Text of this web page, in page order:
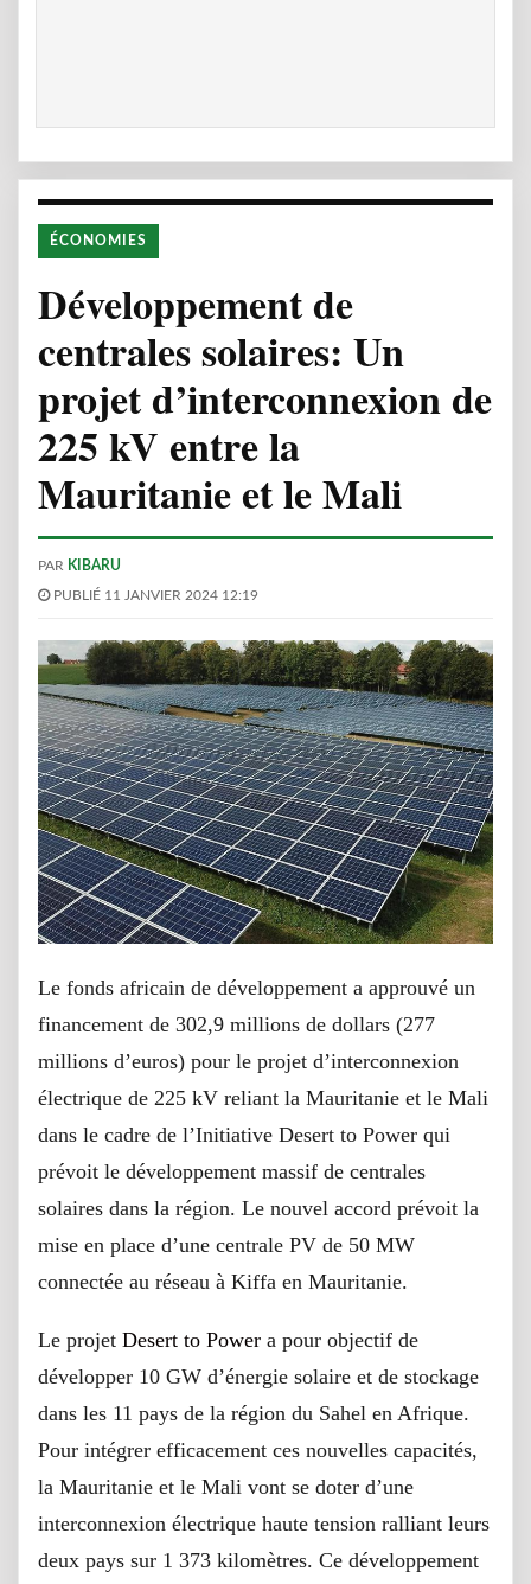
ÉCONOMIES
Développement de
centrales solaires: Un
projet d’interconnexion de
225 kV entre la
Mauritanie et le Mali
PAR KIBARU
PUBLIÉ 11 JANVIER 2024 12:19
Le fonds africain de développement a approuvé un
financement de 302,9 millions de dollars (277
millions d’euros) pour le projet d’interconnexion
électrique de 225 kV reliant la Mauritanie et le Mali
dans le cadre de l’Initiative Desert to Power qui
prévoit le développement massif de centrales
solaires dans la région. Le nouvel accord prévoit la
mise en place d’une centrale PV de 50 MW
connectée au réseau à Kiffa en Mauritanie.
Le projet Desert to Power a pour objectif de
développer 10 GW d’énergie solaire et de stockage
dans les 11 pays de la région du Sahel en Afrique.
Pour intégrer efficacement ces nouvelles capacités,
la Mauritanie et le Mali vont se doter d’une
interconnexion électrique haute tension ralliant leurs
deux pays sur 1 373 kilomètres. Ce développement